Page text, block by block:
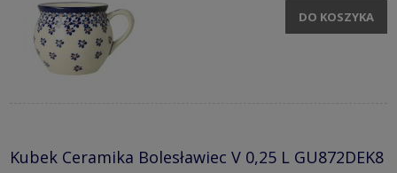
DO KOSZYKA
Kubek Ceramika Bolesławiec V 0,25 L GU872DEK8